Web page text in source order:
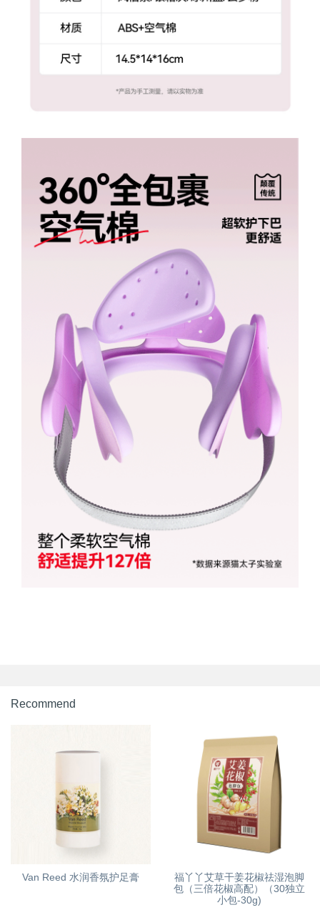
Recommend
Van Reed 水润香氛护足膏
福丫丫艾草干姜花椒祛湿泡脚
包（三倍花椒高配）（30独立
小包-30g)